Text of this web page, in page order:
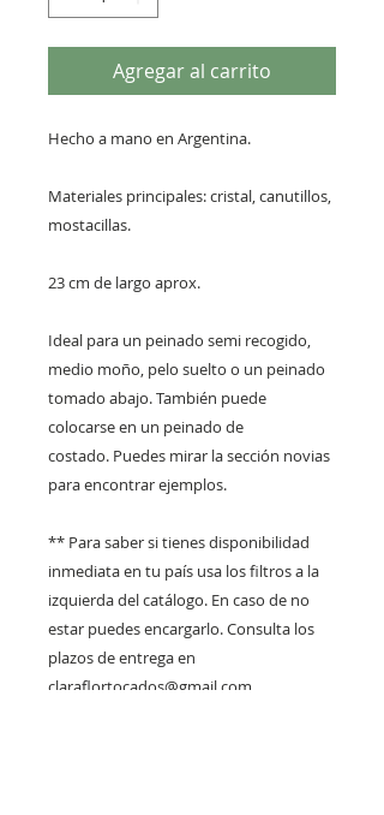
Agregar al carrito
Hecho a mano en Argentina.
Materiales principales: cristal, canutillos,
mostacillas.
23 cm de largo aprox.
Ideal para un peinado semi recogido,
medio moño, pelo suelto o un peinado
tomado abajo. También puede
colocarse en un peinado de
costado. Puedes mirar la sección novias
para encontrar ejemplos.
** Para saber si tienes disponibilidad
inmediata en tu país usa los filtros a la
izquierda del catálogo. En caso de no
estar puedes encargarlo. Consulta los
plazos de entrega en
claraflortocados@gmail.com